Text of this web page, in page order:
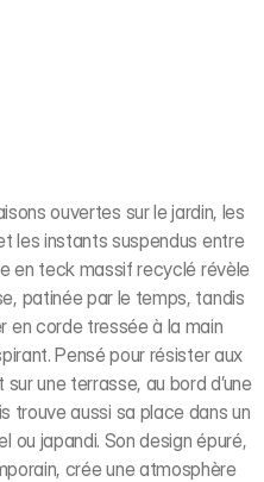
ouvertes sur le jardin, les
les instants suspendus entre
en teck massif recyclé révèle
patinée par le temps, tandis
en corde tressée à la main
Pensé pour résister aux
une terrasse, au bord d’une
trouve aussi sa place dans un
ou japandi. Son design épuré,
crée une atmosphère